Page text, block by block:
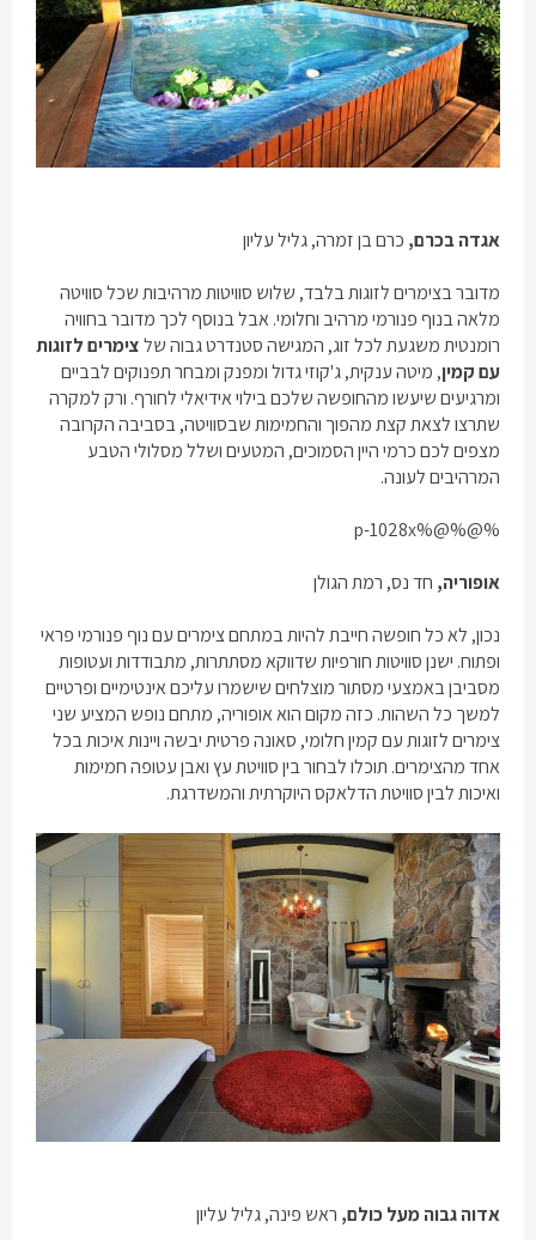
אגדה בכרם, כרם בן זמרה, גליל עליון
מדובר בצימרים לזוגות בלבד, שלוש סוויטות מרהיבות שכל סוויטה
מלאה בנוף פנורמי מרהיב וחלומי. אבל בנוסף לכך מדובר בחוויה
רומנטית משגעת לכל זוג, המגישה סטנדרט גבוה שלצימרים לזוגות
עם קמין, מיטה ענקית, ג'קוזי גדול ומפנק ומבחר תפנוקים לבביים
ומרגיעים שיעשו מהחופשה שלכם בילוי אידיאלי לחורף. ורק למקרה
שתרצו לצאת קצת מהפוך והחמימות שבסוויטה, בסביבה הקרובה
מצפים לכם כרמי היין הסמוכים, המטעים ושלל מסלולי הטבע
המרהיבים לעונה.
%@%@%p-1028x
אופוריה, חד נס, רמת הגולן
נכון, לא כל חופשה חייבת להיות במתחם צימרים עם נוף פנורמי פראי
ופתוח. ישנן סוויטות חורפיות שדווקא מסתתרות, מתבודדות ועטופות
מסביבן באמצעי מסתור מוצלחים שישמרו עליכם אינטימיים ופרטיים
למשך כל השהות. כזה מקום הוא אופוריה, מתחם נופש המציע שני
צימרים לזוגות עם קמין חלומי, סאונה פרטית יבשה ויינות איכות בכל
אחד מהצימרים. תוכלו לבחור בין סוויטת עץ ואבן עטופה חמימות
ואיכות לבין סוויטת הדלאקס היוקרתית והמשדרגת.
אדוה גבוה מעל כולם, ראש פינה, גליל עליון